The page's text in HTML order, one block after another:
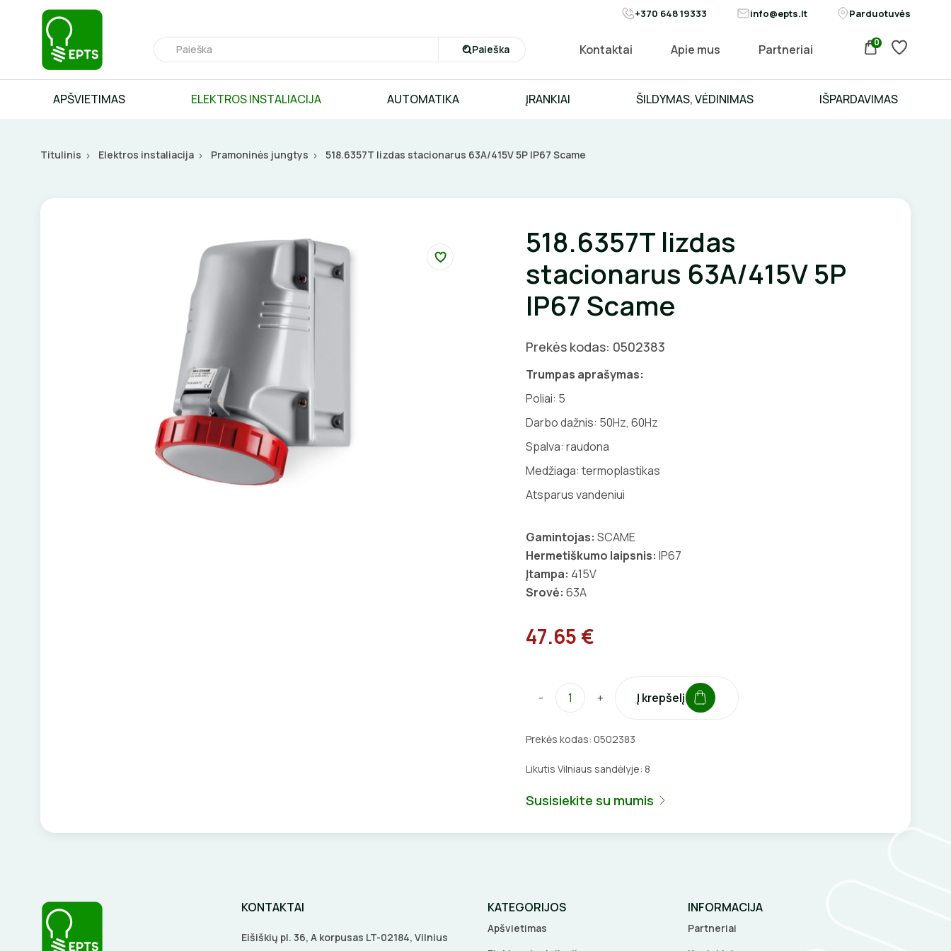
+370 648 19333 info@epts.lt Parduotuvės
Paieška Kontaktai Apie mus Partneriai 0
APŠVIETIMAS ELEKTROS INSTALIACIJA AUTOMATIKA ĮRANKIAI ŠILDYMAS, VĖDINIMAS IŠPARDAVIMAS
Titulinis Elektros instaliacija Pramoninės jungtys 518.6357T lizdas stacionarus 63A/415V 5P IP67 Scame
518.6357T lizdas
stacionarus 63A/415V 5P
IP67 Scame
Prekės kodas: 0502383
Trumpas aprašymas:
Poliai: 5
Darbo dažnis: 50Hz, 60Hz
Spalva: raudona
Medžiaga: termoplastikas
Atsparus vandeniui
Gamintojas: SCAME
Hermetiškumo laipsnis: IP67
Įtampa: 415V
Srovė: 63A
47.65 €
- + Į krepšelį
Prekės kodas: 0502383
Likutis Vilniaus sandėlyje: 8
Susisiekite su mumis
KONTAKTAI
Eišiškių pl. 36, A korpusas LT-02184, Vilnius
KATEGORIJOS
Apšvietimas
INFORMACIJA
Partneriai